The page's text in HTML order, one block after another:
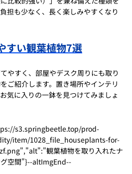
担も少なく、長く楽しみやすくなり
すい観葉植物7選
やすく、部屋やデスク周りにも取り
ご紹介します。置き場所やインテリ
気に入りの一鉢を見つけてみましょ
s3.springbeetle.top/prod-
item/1028_file_houseplants-for-
観葉植物を取り入れたナ
空間"}--altImgEnd--